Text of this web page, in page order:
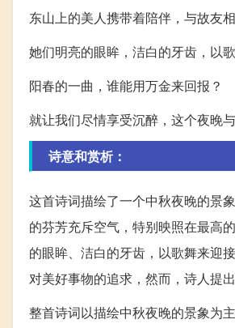
东山上的美人携带着陪伴，与故友
她们明亮的眼眸，洁白的牙齿，以
阳春的一曲，谁能用万金来回报？
就让我们尽情享受沉醉，这个夜晚
诗意和赏析：
这首诗词描绘了一个中秋夜晚的景
的芬芳充斥空气，特别映照在最高
的眼眸、洁白的牙齿，以歌舞来迎
对美好事物的追求，然而，诗人提
整首诗词以描绘中秋夜晚的景象为